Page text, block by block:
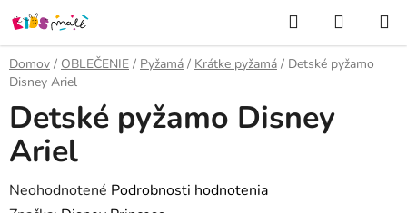
Prejsť
na
obsah
Hľadať
KOŠÍK
Domov / OBLEČENIE / Pyžamá / Krátke pyžamá / Detské pyžamo
Disney Ariel
Detské pyžamo Disney
Ariel
Priemerné
Neohodnotené Podrobnosti hodnotenia